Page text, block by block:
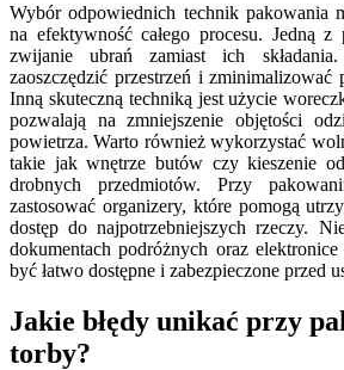
Wybór odpowiednich technik pakowania
na efektywność całego procesu. Jedną z
zwijanie ubrań zamiast ich
zaoszczędzić przestrzeń i zminimalizować
Inną skuteczną techniką jest użycie
pozwalają na zmniejszenie objętości
powietrza. Warto również wykorzystać
takie jak wnętrze butów czy kieszenie
drobnych przedmiotów. Przy
zastosować organizery, które pomogą
dostęp do najpotrzebniejszych rzeczy.
dokumentach podróżnych oraz
być łatwo dostępne i zabezpieczone przed
Jakie błędy unikać przy
torby?